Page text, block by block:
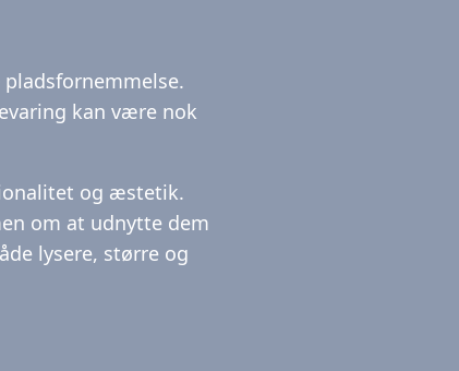
kan være nok
og æstetik.
om at udnytte dem
lysere, større og